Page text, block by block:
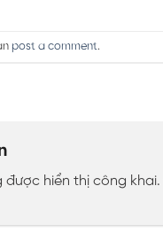
post a comment.
được hiển thị công khai.